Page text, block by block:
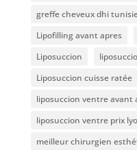
greffe cheveux dhi
Lipofilling avant apres
Liposuccion
Liposuccion cuisse ratée
liposuccion ventre avant
liposuccion ventre prix
meilleur chirurgien